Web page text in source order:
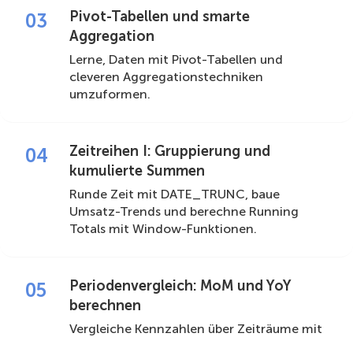
03
Pivot-Tabellen und smarte
Aggregation
Lerne, Daten mit Pivot-Tabellen und
cleveren Aggregationstechniken
umzuformen.
04
Zeitreihen I: Gruppierung und
kumulierte Summen
Runde Zeit mit DATE_TRUNC, baue
Umsatz-Trends und berechne Running
Totals mit Window-Funktionen.
05
Periodenvergleich: MoM und YoY
berechnen
Vergleiche Kennzahlen über Zeiträume mit